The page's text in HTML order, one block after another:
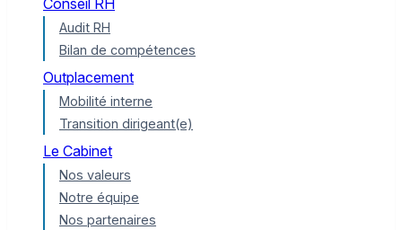
Conseil RH
Audit RH
Bilan de compétences
Outplacement
Mobilité interne
Transition dirigeant(e)
Le Cabinet
Nos valeurs
Notre équipe
Nos partenaires